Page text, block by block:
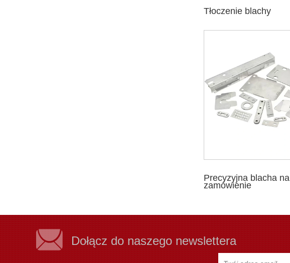
Tłoczenie blachy
Precyzyjna blacha na
zamówienie
Dołącz do naszego newslettera